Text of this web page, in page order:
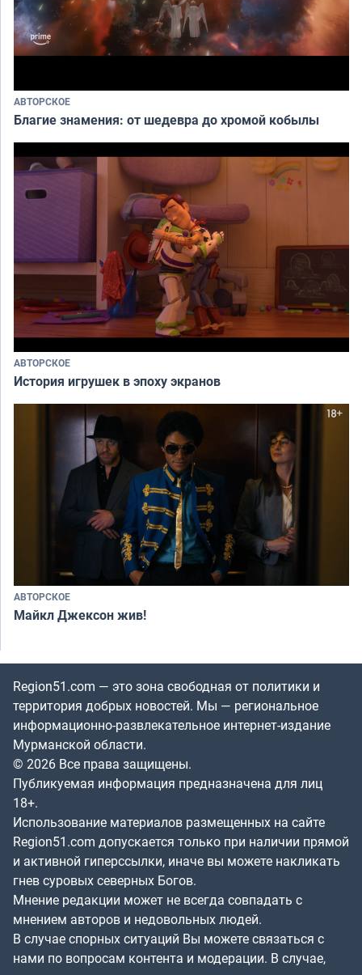
АВТОРСКОЕ
Благие знамения: от шедевра до хромой кобылы
АВТОРСКОЕ
История игрушек в эпоху экранов
АВТОРСКОЕ
Майкл Джексон жив!
Region51.com — это зона свободная от политики и
территория добрых новостей. Мы — региональное
информационно-развлекательное интернет-издание
Мурманской области.
© 2026 Все права защищены.
Публикуемая информация предназначена для лиц
18+.
Использование материалов размещенных на сайте
Region51.com допускается только при наличии прямой
и активной гиперссылки, иначе вы можете накликать
гнев суровых северных Богов.
Мнение редакции может не всегда совпадать с
мнением авторов и недовольных людей.
В случае спорных ситуаций Вы можете связаться с
нами по вопросам контента и модерации. В случае,